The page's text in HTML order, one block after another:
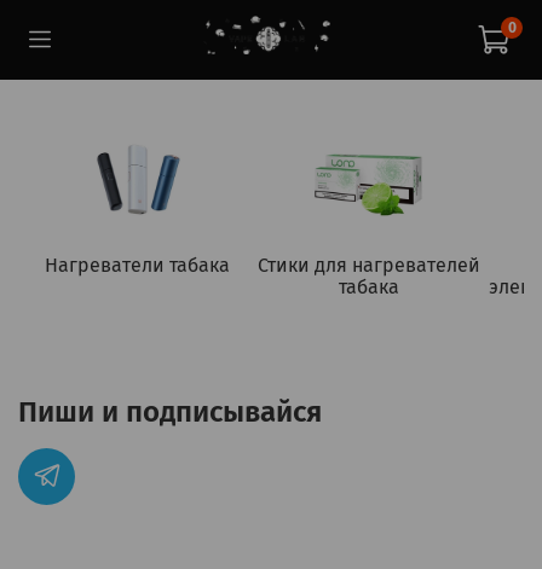
0
Нагреватели табака
Стики для нагревателей
табака
Пиши и подписывайся